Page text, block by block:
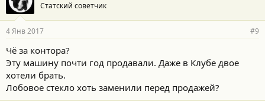
Статский советчик
4 Янв 2017 #9
Чё за контора?
Эту машину почти год продавали. Даже в Клубе двое
хотели брать.
Лобовое стекло хоть заменили перед продажей?